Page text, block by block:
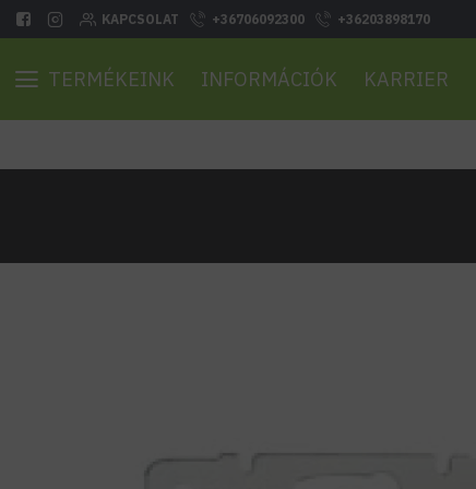
KAPCSOLAT +36706092300 +36203898170
TERMÉKEINK INFORMÁCIÓK KARRIER